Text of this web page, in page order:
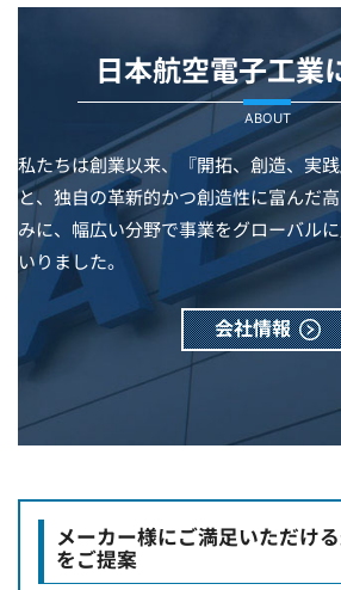
日本航空電子工業
ABOUT
私たちは創業以来、『開拓、創造、実
と、独自の革新的かつ創造性に富んだ
みに、幅広い分野で事業をグローバル
いりました。
会社情報
メーカー様にご満足いただけ
をご提案